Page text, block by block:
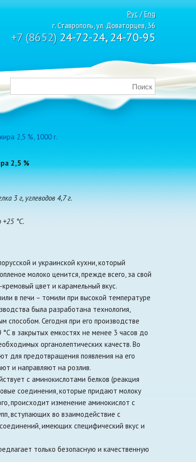
Рус /Eng
г. Ставрополь, ул. Доваторцев, 36
+7 (8652) 24-72-24, 24-70-95
2,5 %, 1000 г.
2,5 %
3 г, углеводов 4,7 г.
°С.
и украинской кухни, который
молоко ценится, прежде всего, за свой
цвет и карамельный вкус.
в печи – томили при высокой температуре
была разработана технология,
способом. Сегодня при его производстве
в закрытых емкостях не менее 3 часов до
органолептических качеств. Во
для предотвращения появления на его
и направляют на розлив.
с аминокислотами белков (реакция
соединения, которые придают молоку
происходит изменение аминокислот с
вступающих во взаимодействие с
имеющих специфический вкус и
только безопасную и качественную